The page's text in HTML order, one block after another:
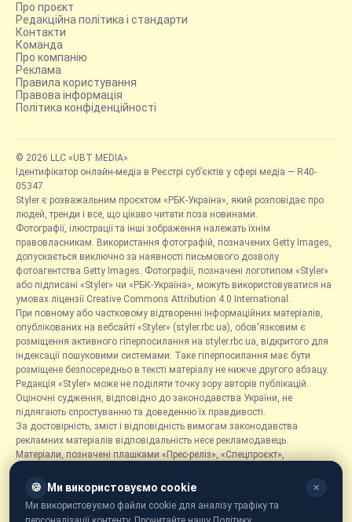
Про проєкт
Редакційна політика і стандарти
Контакти
Команда
Про компанію
Реклама
Правила користування
Правова інформація
Політика конфіденційності
© 2026 LLC «UBT MEDIA»
Ідентифікатор онлайн-медіа в Реєстрі суб’єктів у сфері медіа — R40-
05347
Styler є розважальним проєктом «РБК-Україна», який розповідає про
людей, тренди і все, що цікаво читати поза новинами.
Фотографії, ілюстрації та інші зображення належать їхнім
правовласникам. Використання фотографій, позначених Getty Images,
допускається виключно за наявності письмового дозволу
фотоагентства Getty Images. Фотографії, позначені логотипом «Styler»
або підписані «Styler» чи «РБК-Україна», можуть використовуватися на
умовах ліцензії Creative Commons Attribution 4.0 International.
При повному або частковому відтворенні інформаційних матеріалів,
опублікованих на вебсайті «Styler» (styler.rbc.ua), обов'язковим є
розміщення активного гіперпосилання на styler.rbc.ua, відкритого для
індексації пошуковими системами. Таке гіперпосилання має бути
розміщене безпосередньо в тексті матеріалу не нижче другого абзацу.
Редакція «Styler» може не поділяти точку зору авторів публікацій.
Оціночні судження, відповідно до законодавства України, не
підлягають спростуванню та доведенню їх правдивості.
За достовірність, зміст і відповідність вимогам законодавства
рекламних матеріалів відповідальність несе рекламодавець.
Матеріали, позначені плашками «Прес-реліз», «Спецпроєкт»,
розміщуються на правах реклами.
Рубрика «Новини компаній» є інформаційним форматом, що містить
новини, повідомлення та оголошення, пов'язані з діяльністю
🍪 Ми використовуємо cookie ✕
Ми використовуємо файли cookie для аналізу трафіку та